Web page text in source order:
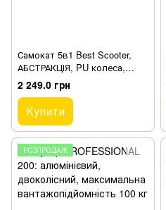
Самокат 5в1 Best Scooter,
АБСТРАКЦІЯ, PU колеса,
ПІДСВІТКА КОЛЕС (43702)
2 249.0 грн
Купити
РОЗПРОДАЖ